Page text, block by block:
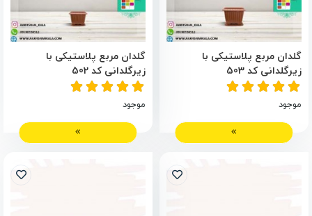
گلدان مربع پلاستیکی با
زیرگلدانی کد 503
موجود
گلدان مربع پلاستیکی با
زیرگلدانی کد 502
موجود